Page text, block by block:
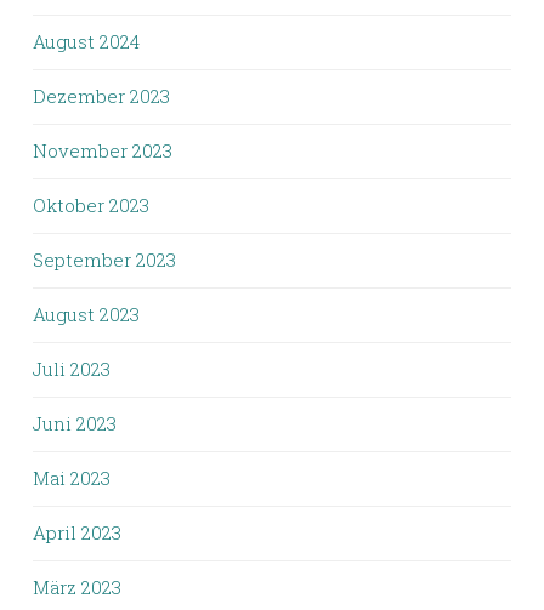
August 2024
Dezember 2023
November 2023
Oktober 2023
September 2023
August 2023
Juli 2023
Juni 2023
Mai 2023
April 2023
März 2023